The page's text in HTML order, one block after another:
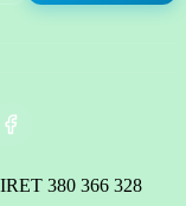
380 366 328